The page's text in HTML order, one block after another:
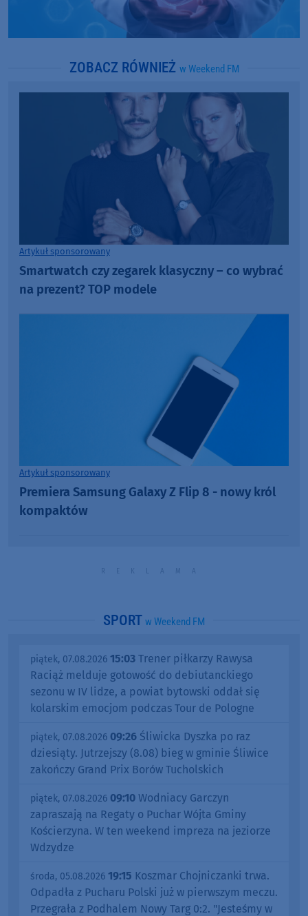
ZOBACZ RÓWNIEŻ w Weekend FM
Artykuł sponsorowany
Smartwatch czy zegarek klasyczny – co wybrać
na prezent? TOP modele
Artykuł sponsorowany
Premiera Samsung Galaxy Z Flip 8 - nowy król
kompaktów
SPORT w Weekend FM
piątek, 07.08.2026 15:03 Trener piłkarzy Rawysa
Raciąż melduje gotowość do debiutanckiego
sezonu w IV lidze, a powiat bytowski oddał się
kolarskim emocjom podczas Tour de Pologne
piątek, 07.08.2026 09:26 Śliwicka Dyszka po raz
dziesiąty. Jutrzejszy (8.08) bieg w gminie Śliwice
zakończy Grand Prix Borów Tucholskich
piątek, 07.08.2026 09:10 Wodniacy Garczyn
zapraszają na Regaty o Puchar Wójta Gminy
Kościerzyna. W ten weekend impreza na jeziorze
Wdzydze
środa, 05.08.2026 19:15 Koszmar Chojniczanki trwa.
Odpadła z Pucharu Polski już w pierwszym meczu.
Przegrała z Podhalem Nowy Targ 0:2. "Jesteśmy w